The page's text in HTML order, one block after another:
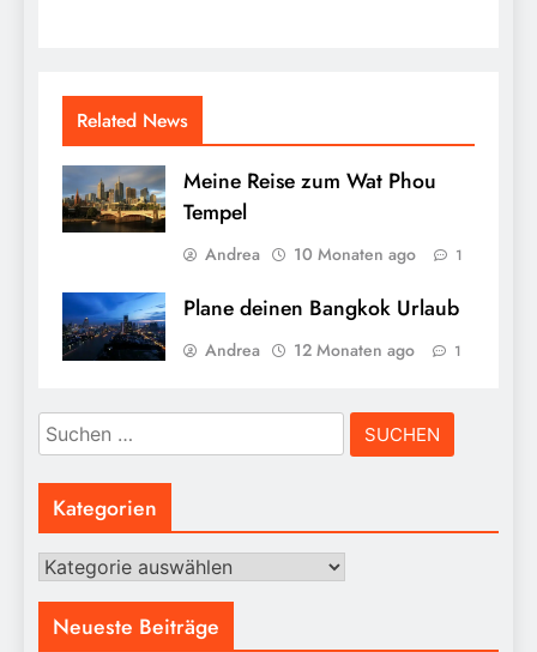
Related News
Meine Reise zum Wat Phou
Tempel
Andrea 10 Monaten ago 1
Plane deinen Bangkok Urlaub
Andrea 12 Monaten ago 1
Suchen
nach:
Kategorien
Kategorien
Neueste Beiträge